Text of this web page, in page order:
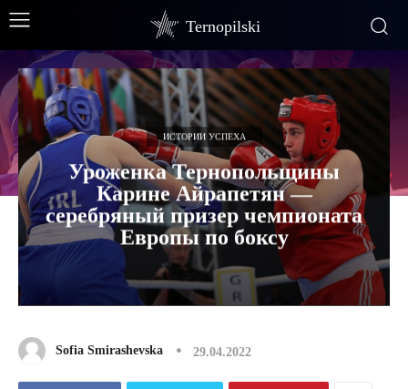
Ternopilski
ИСТОРИИ УСПЕХА
Уроженка Тернопольщины
Карине Айрапетян —
серебряный призер чемпионата
Европы по боксу
Sofia Smirashevska 29.04.2022